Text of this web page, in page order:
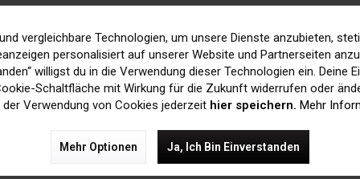
Toner Black
Bis zu6.000 Seitenbei 5% Deckung
vergleichbare Technologien, um unsere Dienste anzubieten,
personalisiert auf unserer Website und Partnerseiten
willigst du in die Verwendung dieser Technologien ein. Deine
Schaltfläche mit Wirkung für die Zukunft widerrufen oder
Verwendung von Cookies jederzeit hier speichern. Mehr
Mehr Optionen Ja, Ich Bin Einverstanden